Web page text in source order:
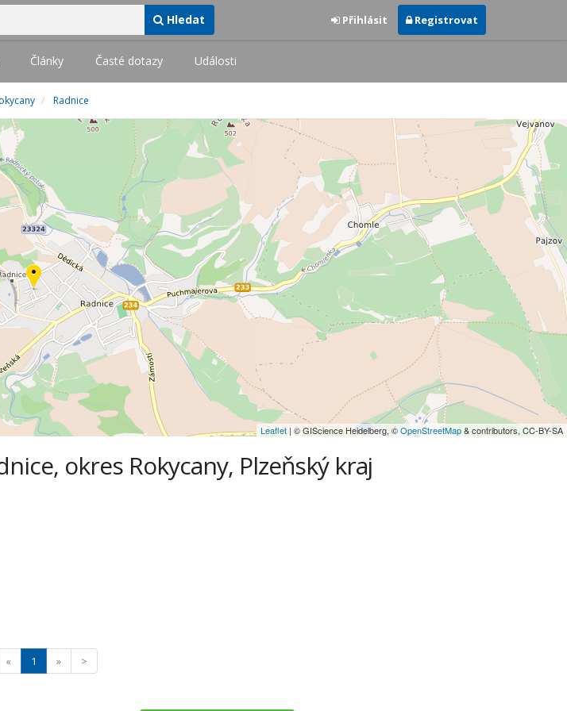
Hledat Přihlásit Registrovat
Články Časté dotazy Události
Radnice
Leaflet | © GIScience Heidelberg, ©OpenStreetMap& contributors, CC-BY-SA
okres Rokycany, Plzeňský kraj
« 1 » >